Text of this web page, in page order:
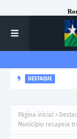
DESTAQUE
Página inicial
Município recapeia